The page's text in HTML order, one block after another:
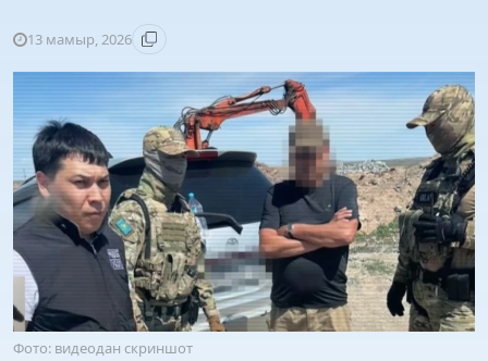
13 мамыр, 2026
Фото: видеодан скриншот